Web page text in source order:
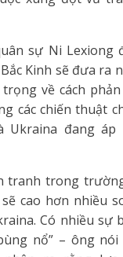
sự Ni Lexiong
Kinh sẽ đưa ra
về cách
các chiến thuật
Ukraina đang
tranh trong
cao hơn nhiều
Có nhiều sự
nổ” – ông nói